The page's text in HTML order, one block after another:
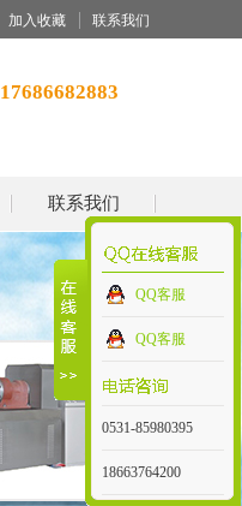
加入收藏 联系我们
17686682883
联系我们
QQ客服
QQ客服
0531-85980395
18663764200